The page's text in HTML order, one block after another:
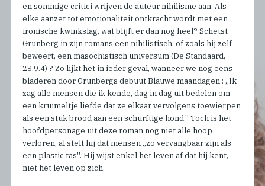
en sommige critici wrijven de auteur nihilisme aan. Als
elke aanzet tot emotionaliteit ontkracht wordt met een
ironische kwinkslag, wat blijft er dan nog heel? Schetst
Grunberg in zijn romans een nihilistisch, of zoals hij zelf
beweert, een masochistisch universum (De Standaard,
23.9.4) ? Zo lijkt het in ieder geval, wanneer we nog eens
bladeren door Grunbergs debuut Blauwe maandagen : ,,Ik
zag alle mensen die ik kende, dag in dag uit bedelen om
een kruimeltje liefde dat ze elkaar vervolgens toewierpen
als een stuk brood aan een schurftige hond.'' Toch is het
hoofdpersonage uit deze roman nog niet alle hoop
verloren, al stelt hij dat mensen ,,zo vervangbaar zijn als
een plastic tas''. Hij wijst enkel het leven af dat hij kent,
niet het leven op zich.